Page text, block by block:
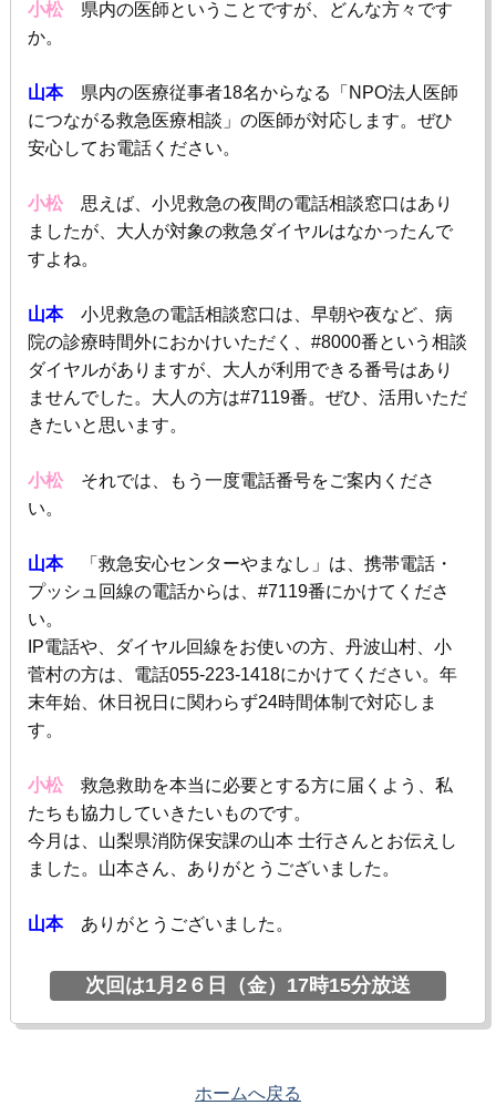
小松県内の医師ということですが、どんな方々です
か。
山本県内の医療従事者18名からなる「 NPO法人医師
につながる救急医療相談」の医師が対応します。ぜひ
安心してお電話ください。
小松思えば、小児救急の夜間の電話相談窓口はあり
ましたが、大人が対象の救急ダイヤルはなかったんで
すよね。
山本小児救急の電話相談窓口は、早朝や夜など、病
院の診療時間外におかけいただく、 #8000番という相談
ダイヤルがありますが、大人が利用できる番号はあり
ませんでした。大人の方は#7119番。ぜひ、活用いただ
きたいと思います。
小松それでは、もう一度電話番号をご案内くださ
い。
山本「救急安心センターやまなし」は、携帯電話・
プッシュ回線の電話からは、 #7119番にかけてくださ
い。
IP電話や、ダイヤル回線をお使いの方、丹波山村、小
菅村の方は、電話055-223-1418にかけてください。年
末年始、休日祝日に関わらず24時間体制で対応しま
す。
小松救急救助を本当に必要とする方に届くよう、私
たちも協力していきたいものです。
今月は、山梨県消防保安課の山本 士行さんとお伝えし
ました。山本さん、ありがとうございました。
山本ありがとうございました。
次回は1月2６日（金）17時15分放送
ホームへ戻る